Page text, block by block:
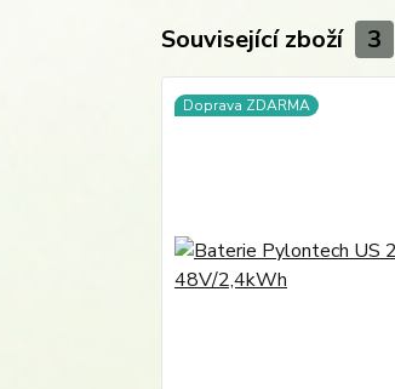
Související zboží 3
Doprava ZDARMA